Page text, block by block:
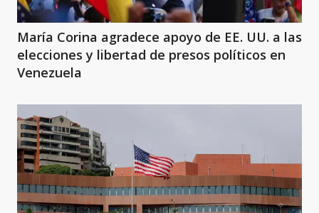
María Corina agradece apoyo de EE. UU. a las
elecciones y libertad de presos políticos en
Venezuela